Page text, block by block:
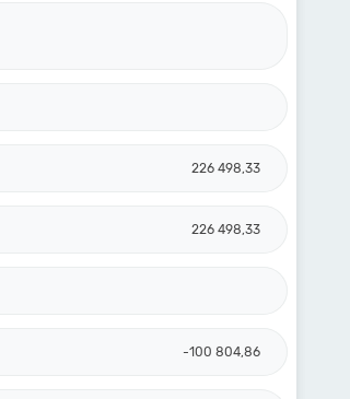
226 498,33
226 498,33
-100 804,86